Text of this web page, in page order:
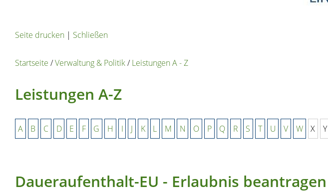
Seite drucken | Schließen
Startseite /Verwaltung & Politik/Leistungen A - Z
Leistungen A-Z
A B C D E F G H I J K L M N O P Q R S T U V W X Y
Daueraufenthalt-EU - Erlaubnis beantragen